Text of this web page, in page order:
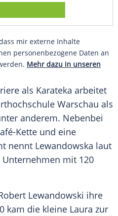
mir externe Inhalte
personenbezogene Daten an
Mehr dazu in unseren
als Karateka arbeitet
Warschau als
anderem. Nebenbei
Kette und eine
nennt Lewandowska laut
Unternehmen mit 120
Lewandowski ihre
kam die kleine Laura zur